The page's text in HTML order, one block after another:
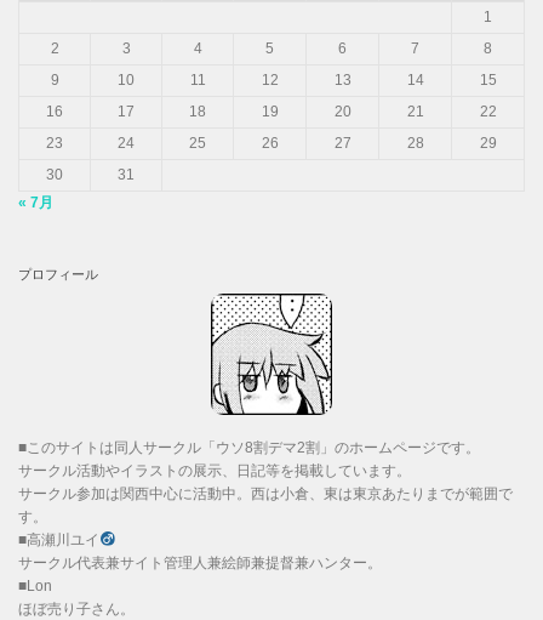
1
2
3 4 5 6 7
8
9
10 11 12 13 14
15
16
17 18 19 20 21
22
23
24 25 26 27 28
29
30
31
« 7月
プロフィール
■このサイトは同人サークル「ウソ8割デマ2割」のホームページです。
サークル活動やイラストの展示、日記等を掲載しています。
サークル参加は関西中心に活動中。西は小倉、東は東京あたりまでが範囲で
す。
■高瀬川ユイ
サークル代表兼サイト管理人兼絵師兼提督兼ハンター。
■Lon
ほぼ売り子さん。